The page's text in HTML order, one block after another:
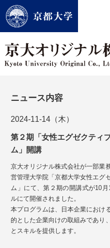
ニュース内容
2024-11-14（木）
第２期「女性エグゼクティ
ム」開講
京大オリジナル株式会社が一部業
営管理大学院「京都大学女性エグ
ム」にて、第２期の開講式が10
ルにて開催されました。
本プログラムは、日本企業におけ
的とした企業向けの取組みであり
とスキルを提供します。